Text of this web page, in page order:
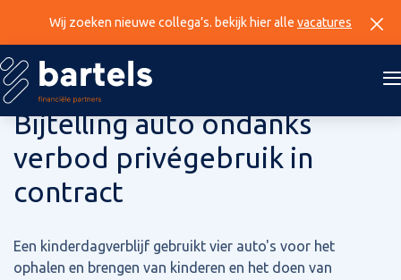
Wij zoeken nieuwe collega’s. bekijk hier alle vacatures
11 september 2025
Bijtelling auto ondanks
verbod privégebruik in
contract
Een kinderdagverblijf gebruikt vier auto's voor het
ophalen en brengen van kinderen en het doen van